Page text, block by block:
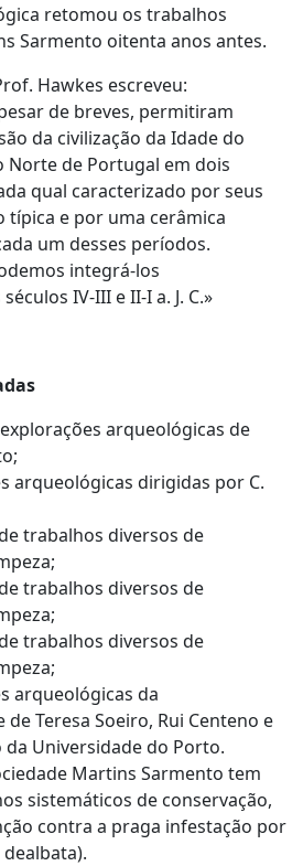
retomou os trabalhos
Sarmento oitenta anos antes.
Hawkes escreveu:
de breves, permitiram
da civilização da Idade do
de Portugal em dois
qual caracterizado por seus
típica e por uma cerâmica
um desses períodos.
integrá-los
IV-III e II-I a. J. C.»
arqueológicas de
arqueológicas dirigidas por C.
trabalhos diversos de
trabalhos diversos de
trabalhos diversos de
arqueológicas da
Teresa Soeiro, Rui Centeno e
Universidade do Porto.
Martins Sarmento tem
sistemáticos de conservação,
contra a praga infestação por